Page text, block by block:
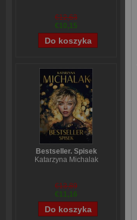
€12,63
€10,15
Bestseller. Spisek
Katarzyna Michalak
€13,89
€11,16